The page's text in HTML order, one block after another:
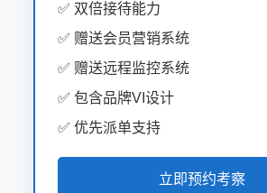
✅ 双倍接待能力
✅ 赠送会员营销系统
✅ 赠送远程监控系统
✅ 包含品牌VI设计
✅ 优先派单支持
立即预约考察